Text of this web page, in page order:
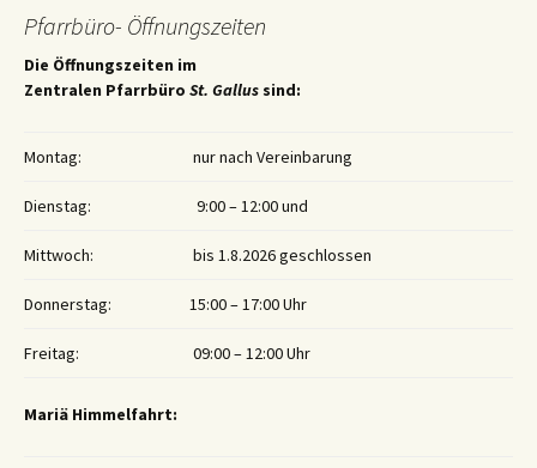
Pfarrbüro- Öffnungszeiten
Die Öffnungszeiten im
Zentralen Pfarrbüro St. Gallus sind:
Montag: nur nach Vereinbarung
Dienstag: 9:00 – 12:00 und
Mittwoch: bis 1.8.2026 geschlossen
Donnerstag: 15:00 – 17:00 Uhr
Freitag: 09:00 – 12:00 Uhr
Mariä Himmelfahrt: